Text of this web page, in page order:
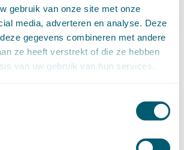
gebruik van onze site met onze
media, adverteren en analyse. Deze
gegevens combineren met andere
ze heeft verstrekt of die ze hebben
van uw gebruik van hun services.